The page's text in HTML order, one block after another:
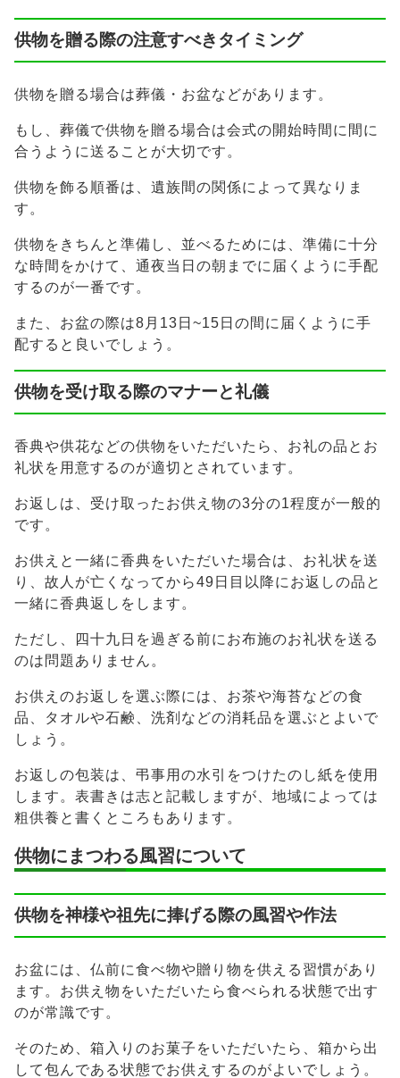
供物を贈る際の注意すべきタイミング
供物を贈る場合は葬儀・お盆などがあります。
もし、葬儀で供物を贈る場合は会式の開始時間に間に
合うように送ることが大切です。
供物を飾る順番は、遺族間の関係によって異なりま
す。
供物をきちんと準備し、並べるためには、準備に十分
な時間をかけて、通夜当日の朝までに届くように手配
するのが一番です。
また、お盆の際は8月13日~15日の間に届くように手
配すると良いでしょう。
供物を受け取る際のマナーと礼儀
香典や供花などの供物をいただいたら、お礼の品とお
礼状を用意するのが適切とされています。
お返しは、受け取ったお供え物の3分の1程度が一般的
です。
お供えと一緒に香典をいただいた場合は、お礼状を送
り、故人が亡くなってから49日目以降にお返しの品と
一緒に香典返しをします。
ただし、四十九日を過ぎる前にお布施のお礼状を送る
のは問題ありません。
お供えのお返しを選ぶ際には、お茶や海苔などの食
品、タオルや石鹸、洗剤などの消耗品を選ぶとよいで
しょう。
お返しの包装は、弔事用の水引をつけたのし紙を使用
します。表書きは志と記載しますが、地域によっては
粗供養と書くところもあります。
供物にまつわる風習について
供物を神様や祖先に捧げる際の風習や作法
お盆には、仏前に食べ物や贈り物を供える習慣があり
ます。お供え物をいただいたら食べられる状態で出す
のが常識です。
そのため、箱入りのお菓子をいただいたら、箱から出
して包んである状態でお供えするのがよいでしょう。